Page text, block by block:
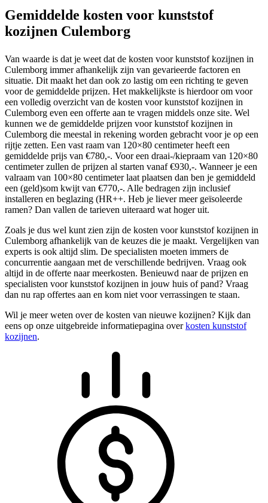
Gemiddelde kosten voor kunststof
kozijnen Culemborg
Van waarde is dat je weet dat de kosten voor kunststof kozijnen in
Culemborg immer afhankelijk zijn van gevarieerde factoren en
situatie. Dit maakt het dan ook zo lastig om een richting te geven
voor de gemiddelde prijzen. Het makkelijkste is hierdoor om voor
een volledig overzicht van de kosten voor kunststof kozijnen in
Culemborg even een offerte aan te vragen middels onze site. Wel
kunnen we de gemiddelde prijzen voor kunststof kozijnen in
Culemborg die meestal in rekening worden gebracht voor je op een
rijtje zetten. Een vast raam van 120×80 centimeter heeft een
gemiddelde prijs van €780,-. Voor een draai-/kiepraam van 120×80
centimeter zullen de prijzen al starten vanaf €930,-. Wanneer je een
valraam van 100×80 centimeter laat plaatsen dan ben je gemiddeld
een (geld)som kwijt van €770,-. Alle bedragen zijn inclusief
installeren en beglazing (HR++. Heb je liever meer geïsoleerde
ramen? Dan vallen de tarieven uiteraard wat hoger uit.
Zoals je dus wel kunt zien zijn de kosten voor kunststof kozijnen in
Culemborg afhankelijk van de keuzes die je maakt. Vergelijken van
experts is ook altijd slim. De specialisten moeten immers de
concurrentie aangaan met de verschillende bedrijven. Vraag ook
altijd in de offerte naar meerkosten. Benieuwd naar de prijzen en
specialisten voor kunststof kozijnen in jouw huis of pand? Vraag
dan nu rap offertes aan en kom niet voor verrassingen te staan.
Wil je meer weten over de kosten van nieuwe kozijnen? Kijk dan
eens op onze uitgebreide informatiepagina overkosten kunststof
kozijnen.